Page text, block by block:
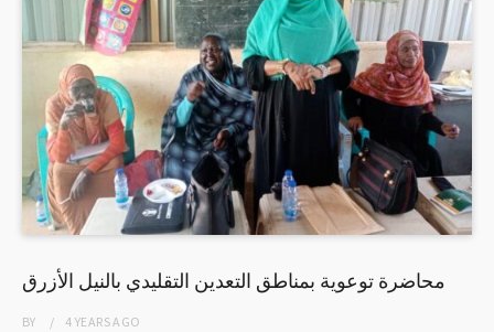
محاضرة توعوية بمناطق التعدين التقليدي بالنيل الأزرق
BY 4 YEARSAGO